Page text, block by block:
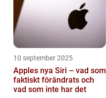
10 september 2025
Apples nya Siri – vad som
faktiskt förändrats och
vad som inte har det